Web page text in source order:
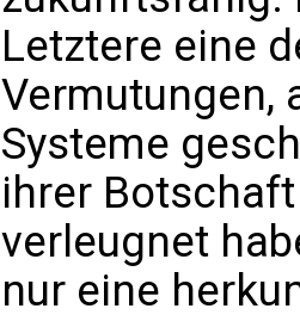
Letztere eine
Vermutungen,
Systeme
ihrer
verleugnet
nur eine